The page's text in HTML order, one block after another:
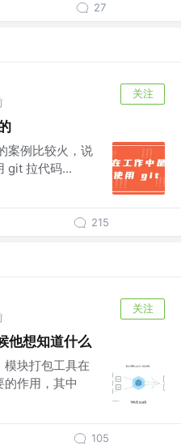
27
关注
案例比较火，说
git 拉代码...
215
关注
他想知道什么
块打包工具在
作用，其中
105